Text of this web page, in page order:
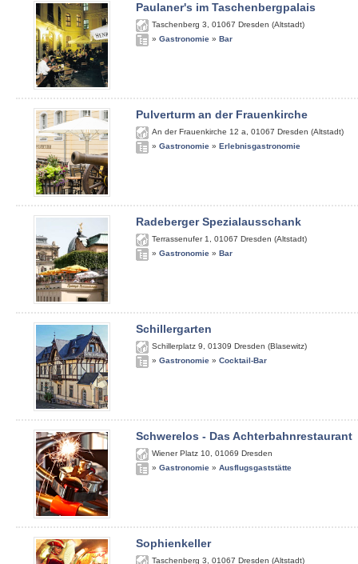
Paulaner's im Taschenbergpalais
Taschenberg 3 01067 Dresden (Altstadt)
» Gastronomie » Bar
Pulverturm an der Frauenkirche
An der Frauenkirche 12 a 01067 Dresden (Altstadt)
» Gastronomie » Erlebnisgastronomie
Radeberger Spezialausschank
Terrassenufer 1 01067 Dresden (Altstadt)
» Gastronomie » Bar
Schillergarten
Schillerplatz 9 01309 Dresden (Blasewitz)
» Gastronomie » Cocktail-Bar
Schwerelos - Das Achterbahnrestaurant
Wiener Platz 10 01069 Dresden
» Gastronomie » Ausflugsgaststätte
Sophienkeller
Taschenberg 3 01067 Dresden (Altstadt)